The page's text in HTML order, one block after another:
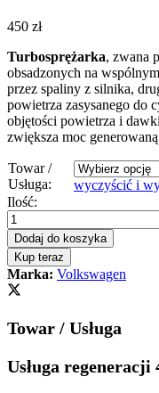
450 zł
Turbosprężarka, zwana
obsadzonych na
przez spaliny z silnika,
powietrza zasysanego do
objętości powietrza i
zwiększa moc
Towar /
Usługa:
wyczyścić i
Turbosprężarka
turbina
Volkswagen
T4
2.5
TDI
K14-
quantity
Ilość:
Dodaj do koszyka
Kup teraz
Marka: Volkswagen
Towar / Usługa
Usługa regeneracji